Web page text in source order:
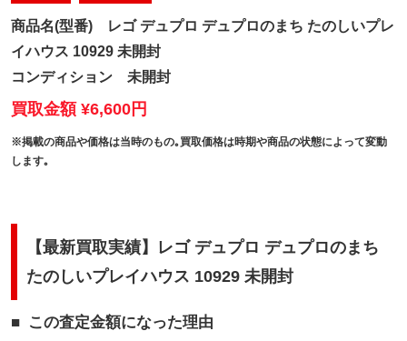
商品名(型番)
レゴ デュプロ デュプロのまち たのしいプレ
イハウス 10929 未開封
コンディション
未開封
買取金額 ¥6,600円
※掲載の商品や価格は当時のもの｡買取価格は時期や商品の状態によって変動
します｡
【最新買取実績】レゴ デュプロ デュプロのまち
たのしいプレイハウス 10929 未開封
この査定金額になった理由